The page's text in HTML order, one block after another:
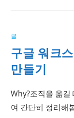
글
구글 워크
만들기
Why?조직을 옮길
여 간단히 정리해